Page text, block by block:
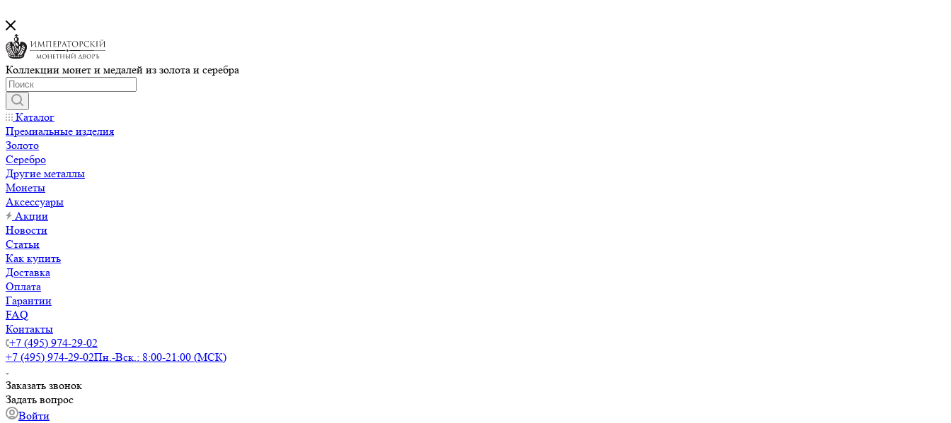
Коллекции монет и медалей из золота и серебра
Каталог
Премиальные изделия
Золото
Серебро
Другие металлы
Монеты
Аксессуары
Акции
Новости
Статьи
Как купить
Доставка
Оплата
Гарантии
FAQ
Контакты
+7 (495) 974-29-02
+7 (495) 974-29-02Пн.-Вск.: 8:00-21:00 (МСК)
Заказать звонок
Задать вопрос
Войти